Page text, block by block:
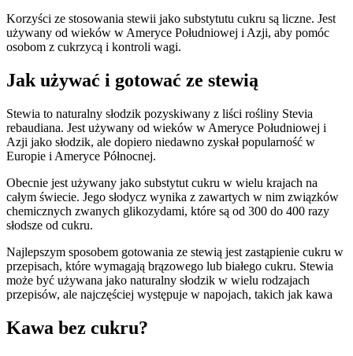
Korzyści ze stosowania stewii jako substytutu cukru są liczne. Jest
używany od wieków w Ameryce Południowej i Azji, aby pomóc
osobom z cukrzycą i kontroli wagi.
Jak używać i gotować ze stewią
Stewia to naturalny słodzik pozyskiwany z liści rośliny Stevia
rebaudiana. Jest używany od wieków w Ameryce Południowej i
Azji jako słodzik, ale dopiero niedawno zyskał popularność w
Europie i Ameryce Północnej.
Obecnie jest używany jako substytut cukru w wielu krajach na
całym świecie. Jego słodycz wynika z zawartych w nim związków
chemicznych zwanych glikozydami, które są od 300 do 400 razy
słodsze od cukru.
Najlepszym sposobem gotowania ze stewią jest zastąpienie cukru w
przepisach, które wymagają brązowego lub białego cukru. Stewia
może być używana jako naturalny słodzik w wielu rodzajach
przepisów, ale najczęściej występuje w napojach, takich jak kawa
Kawa bez cukru?